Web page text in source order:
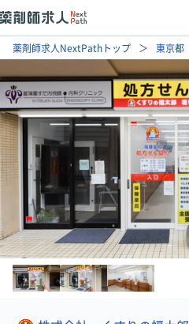
薬剤師求人NextPathトップ 東京都